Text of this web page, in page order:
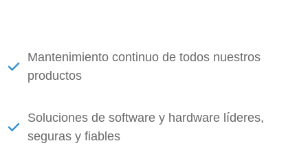
Mantenimiento continuo de todos nuestros
productos
Soluciones de software y hardware líderes,
seguras y fiables